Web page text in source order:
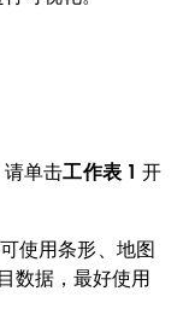
单击工作表 1 开
使用条形、地图
数据，最好使用